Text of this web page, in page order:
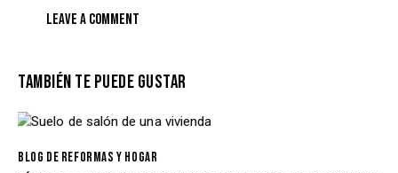
TAMBIÉN TE PUEDE GUSTAR
BLOG DE REFORMAS Y HOGAR